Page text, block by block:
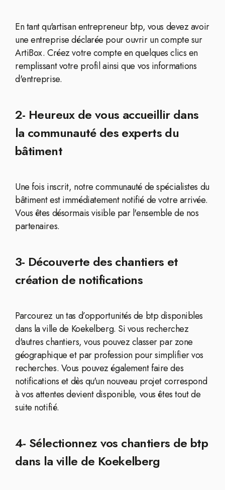
En tant qu'artisan entrepreneur btp, vous devez avoir
une entreprise déclarée pour ouvrir un compte sur
ArtiBox. Créez votre compte en quelques clics en
remplissant votre profil ainsi que vos informations
d'entreprise.
2- Heureux de vous accueillir dans
la communauté des experts du
bâtiment
Une fois inscrit, notre communauté de spécialistes du
bâtiment est immédiatement notifié de votre arrivée.
Vous êtes désormais visible par l'ensemble de nos
partenaires.
3- Découverte des chantiers et
création de notifications
Parcourez un tas d’opportunités de btp disponibles
dans la ville de Koekelberg. Si vous recherchez
d'autres chantiers, vous pouvez classer par zone
géographique et par profession pour simplifier vos
recherches. Vous pouvez également faire des
notifications et dès qu'un nouveau projet correspond
à vos attentes devient disponible, vous êtes tout de
suite notifié.
4- Sélectionnez vos chantiers de btp
dans la ville de Koekelberg